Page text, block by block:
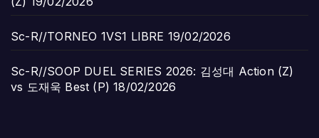
Sc-R//TORNEO 1VS1 LIBRE 19/02/2026
Sc-R//SOOP DUEL SERIES 2026: 김성대 Action (Z)
vs 도재욱 Best (P) 18/02/2026